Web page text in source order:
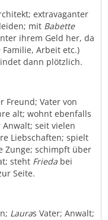
extravaganter
mit Babette
ihrem Geld her, da
Arbeit etc.)
dann plötzlich.
Freund; Vater von
alt; wohnt ebenfalls
Anwalt; seit vielen
Liebschaften; spielt
Zunge; schimpft über
steht Frieda bei
Seite.
Lauras Vater; Anwalt;